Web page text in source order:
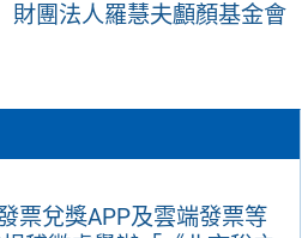
票兌獎APP及雲端發票等
財團法人羅慧夫顱顏基金會